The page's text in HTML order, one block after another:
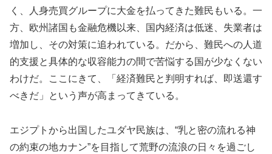
く、人身売買グループに大金を払ってきた難民もいる。一
方、欧州諸国も金融危機以来、国内経済は低迷、失業者は
増加し、その対策に追われている。だから、難民への人道
的支援と具体的な収容能力の間で苦悩する国が少なくない
わけだ。ここにきて、「経済難民と判明すれば、即送還す
べきだ」という声が高まってきている。
エジプトから出国したユダヤ民族は、“乳と密の流れる神
の約束の地カナン”を目指して荒野の流浪の日々を過ごし